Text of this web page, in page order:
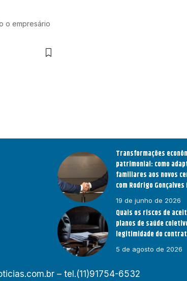
o empresário
Transformações
patrimonial: como
familiares aos novos
com Rodrigo
19 de junho de 2026
Quais os riscos de
planos de saúde
legitimidade do
5 de agosto de 2026
– tel.(11)91754-6532